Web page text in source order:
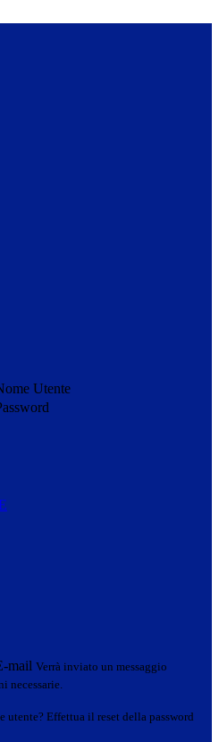
Utente
mail Verrà inviato un messaggio
necessarie.
utente? Effettua il reset della password